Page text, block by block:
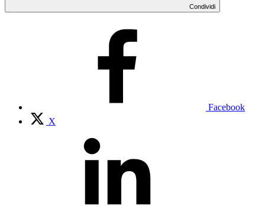
Condividi
Facebook
X